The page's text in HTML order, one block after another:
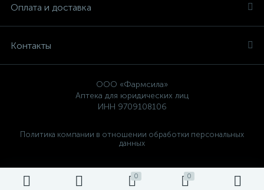
0 0
Оплата и доставка
Контакты
ООО «Фармсила»
Аптека для юридических лиц
ИНН 9709108106
Политика компании в отношении обработки персональных
данных